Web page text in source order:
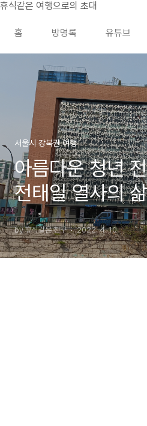
본문 바로가기
휴식같은 여행으로의 초대
홈 방명록 유튜브
서울시 강북권 여행
아름다운 청년
전태일 열사의
by 휴식같은 친구 2022. 4. 10.